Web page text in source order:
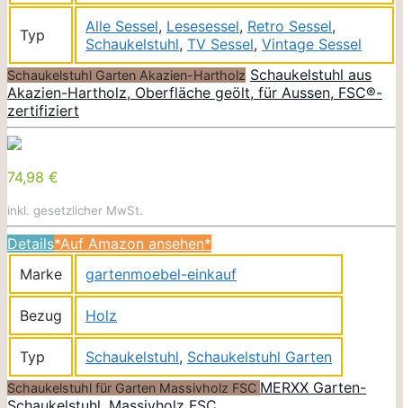
Typ Alle Sessel, Lesesessel, Retro Sessel,
Schaukelstuhl, TV Sessel, Vintage Sessel
Schaukelstuhl Garten Akazien-Hartholz Schaukelstuhl aus
Akazien-Hartholz, Oberfläche geölt, für Aussen, FSC®-
zertifiziert
74,98 €
inkl. gesetzlicher MwSt.
Details*Auf Amazon ansehen*
Marke
gartenmoebel-einkauf
Bezug Holz
Typ Schaukelstuhl, Schaukelstuhl Garten
Schaukelstuhl für Garten Massivholz FSC MERXX Garten-